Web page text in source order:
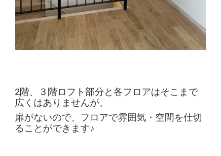
2階、３階ロフト部分と各フロアはそこまで
広くはありませんが、
扉がないので、フロアで雰囲気・空間を仕切
ることができます♪